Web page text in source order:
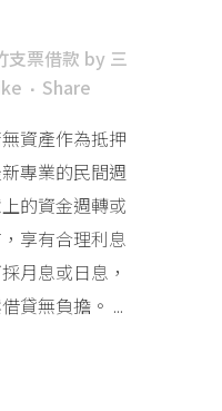
支票借款 by 三
Share
資產作為抵押
專業的民間週
的資金週轉或
享有合理利息
月息或日息，
貸無負擔。 ...